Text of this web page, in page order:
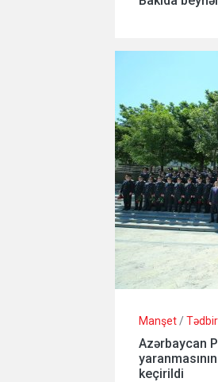
Manşet /Tədbir
Azərbaycan
keçirildi